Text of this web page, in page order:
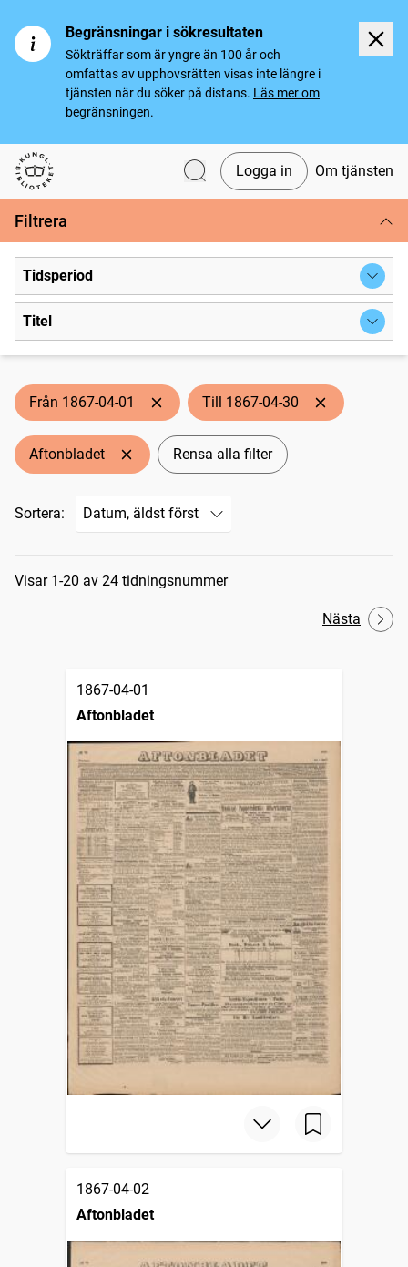
Begränsningar i sökresultaten
Sökträffar som är yngre än 100 år och
omfattas av upphovsrätten visas inte längre i
tjänsten när du söker på distans. Läs mer om
begränsningen.
Svenska tidningar
Logga in Om tjänsten
Filtrera
Tidsperiod
Titel
Från 1867-04-01 Till 1867-04-30
Aftonbladet Rensa alla filter
Sortera:
Sökresultat
Visar 1-20 av 24 tidningsnummer
Nästa
1867-04-01
Aftonbladet
1867-04-02
Aftonbladet